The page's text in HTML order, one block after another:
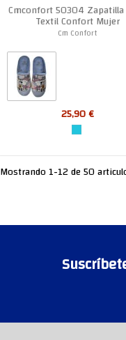
Cmconfort 50304 Zapatilla
Textil Confort Mujer
Cm Confort
25,90 €
Mostrando 1-12 de 50